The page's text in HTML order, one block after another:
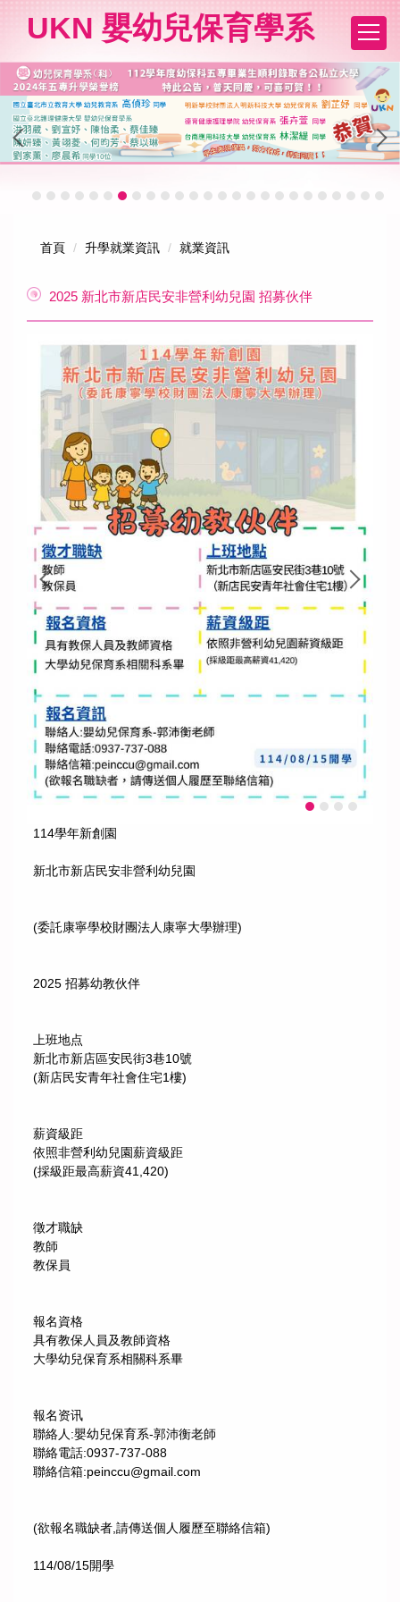
要
內
容
區
UKN 嬰幼兒保育學系
首頁 升學就業資訊 就業資訊
2025 新北市新店民安非營利幼兒園 招募伙伴
114學年新創園
新北市新店民安非營利幼兒園
(委託康寧學校財團法人康寧大學辦理)
2025 招募幼教伙伴
上班地点
新北市新店區安民街3巷10號
(新店民安青年社會住宅1樓)
薪資級距
依照非營利幼兒園薪資級距
(採級距最高薪資41,420)
徵才職缺
教師
教保員
報名資格
具有教保人員及教師資格
大學幼兒保育系相關科系畢
報名资讯
聯絡人:嬰幼兒保育系-郭沛衡老師
聯絡電話:0937-737-088
聯絡信箱:peinccu@gmail.com
(欲報名職缺者,請傳送個人履歷至聯絡信箱)
114/08/15開學